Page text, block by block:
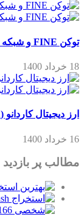
توکن FINE و شبکه Refinable پلتفرمی برای مدیریت NFT ها
18 خرداد 1400
ارز دیجیتال کاردانو (ADA)
16 خرداد 1400
مطالب پر بازدید